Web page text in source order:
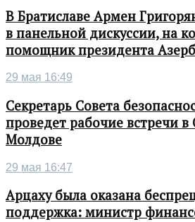
В Братиславе Армен
в панельной дискуссии, на
помощник президента
29 мая 16:49
Секретарь Совета
проведет рабочие встречи в
Молдове
29 мая 16:47
Арцаху была оказана
поддержка: министр